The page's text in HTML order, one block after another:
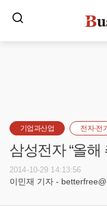
기업과산업 전자·전
삼성전자 “올해
2014-10-29 14:13:56
이민재 기자 -